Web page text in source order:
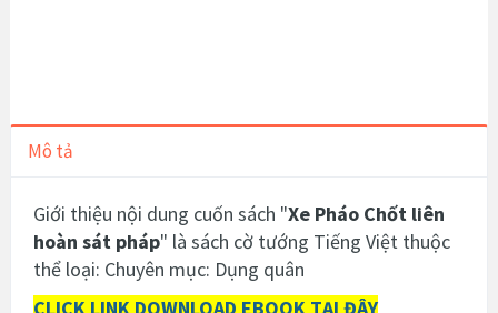
Mô tả
Giới thiệu nội dung cuốn sách "Xe Pháo Chốt liên
hoàn sát pháp" là sách cờ tướng Tiếng Việt thuộc
thể loại: Chuyên mục: Dụng quân
CLICK LINK DOWNLOAD EBOOK TẠI ĐÂY